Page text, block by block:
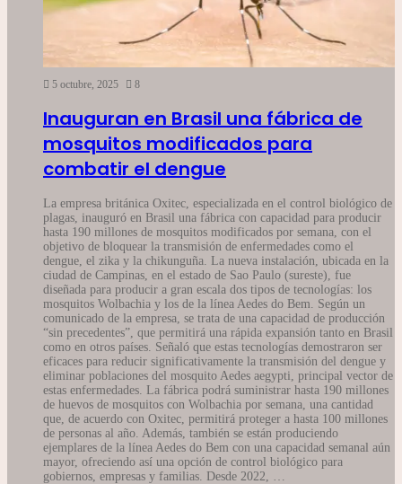
5 octubre, 2025 8
Inauguran en Brasil una fábrica de
mosquitos modificados para
combatir el dengue
La empresa británica Oxitec, especializada en el control biológico de
plagas, inauguró en Brasil una fábrica con capacidad para producir
hasta 190 millones de mosquitos modificados por semana, con el
objetivo de bloquear la transmisión de enfermedades como el
dengue, el zika y la chikunguña. La nueva instalación, ubicada en la
ciudad de Campinas, en el estado de Sao Paulo (sureste), fue
diseñada para producir a gran escala dos tipos de tecnologías: los
mosquitos Wolbachia y los de la línea Aedes do Bem. Según un
comunicado de la empresa, se trata de una capacidad de producción
“sin precedentes”, que permitirá una rápida expansión tanto en Brasil
como en otros países. Señaló que estas tecnologías demostraron ser
eficaces para reducir significativamente la transmisión del dengue y
eliminar poblaciones del mosquito Aedes aegypti, principal vector de
estas enfermedades. La fábrica podrá suministrar hasta 190 millones
de huevos de mosquitos con Wolbachia por semana, una cantidad
que, de acuerdo con Oxitec, permitirá proteger a hasta 100 millones
de personas al año. Además, también se están produciendo
ejemplares de la línea Aedes do Bem con una capacidad semanal aún
mayor, ofreciendo así una opción de control biológico para
gobiernos, empresas y familias. Desde 2022, …